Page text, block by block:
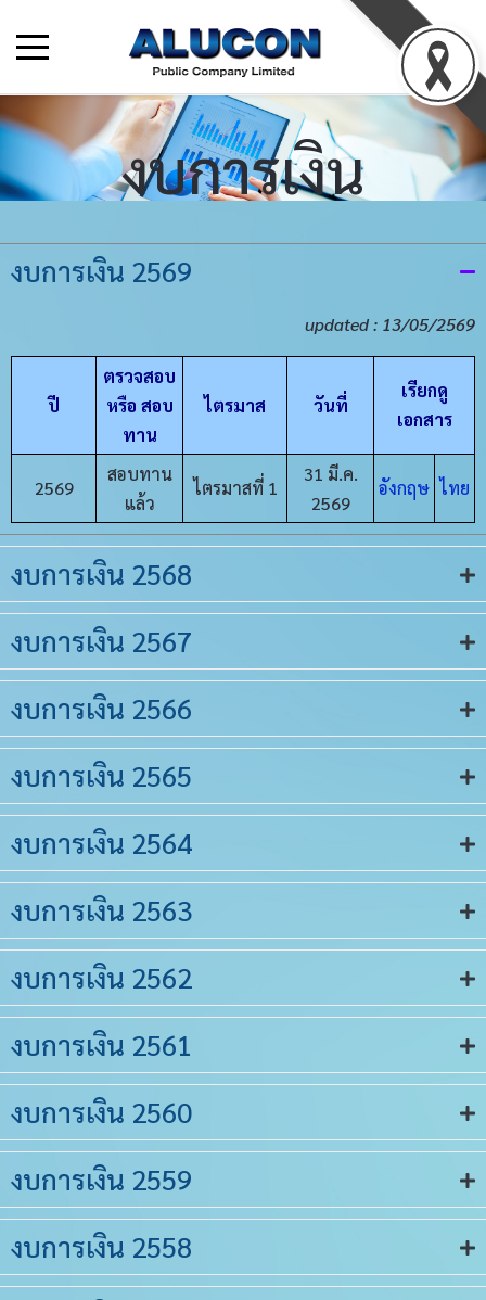
งบการเงิน
งบการเงิน 2569
updated : 13/05/2569
ปี
ตรวจสอบ
หรือ สอบ
ทาน
ไตรมาส วันที่
เรียกดู
เอกสาร
2569
สอบทาน
แล้ว
ไตรมาสที่ 1
31 มี.ค.
2569
อังกฤษ ไทย
งบการเงิน 2568
งบการเงิน 2567
งบการเงิน 2566
งบการเงิน 2565
งบการเงิน 2564
งบการเงิน 2563
งบการเงิน 2562
งบการเงิน 2561
งบการเงิน 2560
งบการเงิน 2559
งบการเงิน 2558